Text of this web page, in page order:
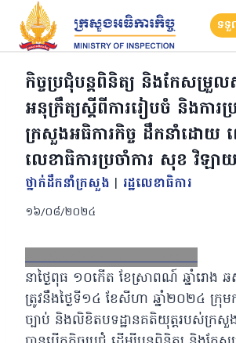
Skip
content
ទទួ
កិច្ចប្រជុំបន្តពិនិត្យ និងកែសម្រួល
អនុក្រឹត្យស្តីពីការរៀបចំ និងការ
ក្រសួងអធិការកិច្ច ដឹកនាំដោយ ល
លេខាធិការប្រចាំការ សុខ វិឡាយ
ថ្នាក់ដឹកនាំក្រសួង | រដ្ឋលេខាធិការ
១៦/០៨/២០២៤
FacebookXEmailLinkedIn
នាថ្ងៃពុធ ១០កើត ខែស្រាពណ៍ ឆ្នាំរោ
ត្រូវនឹងថ្ងៃទី១៤ ខែសីហា ឆ្នាំ២០២៤ ក្រុមក
ច្បាប់ និងលិខិតបទដ្ឋានគតិយុត្តរបស់ក្រសួង